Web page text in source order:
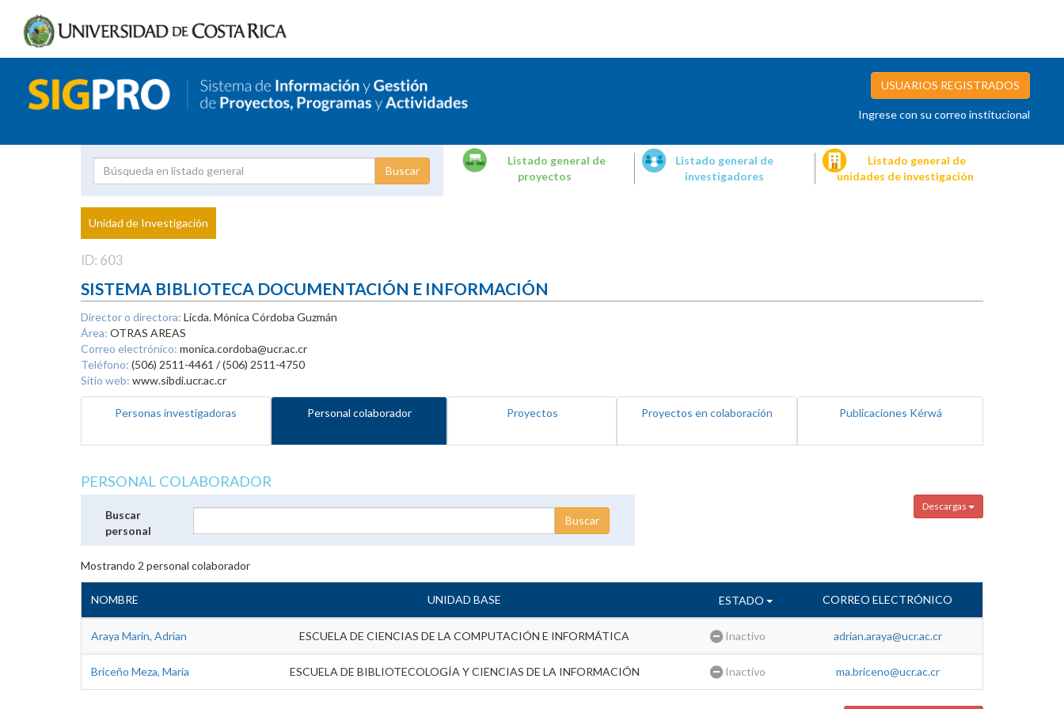
USUARIOS REGISTRADOS
Ingrese con su correo institucional
Proyecto
Investigador
Listado general de
proyectos
Listado general de
investigadores
Listado general de
unidades de investigación
Unidad de Investigación
ID: 603
SISTEMA BIBLIOTECA DOCUMENTACIÓN E INFORMACIÓN
Director o directora: Licda. Mónica Córdoba Guzmán
Área: OTRAS AREAS
Correo electrónico: monica.cordoba@ucr.ac.cr
Teléfono: (506) 2511-4461 / (506) 2511-4750
Sitio web: www.sibdi.ucr.ac.cr
Personas investigadoras Personal colaborador Proyectos Proyectos en colaboración Publicaciones Kérwá
PERSONAL COLABORADOR
Descargas
Buscar
personal
Mostrando 2 personal colaborador
NOMBRE UNIDAD BASE ESTADO CORREO ELECTRÓNICO
Araya Marin, Adrian ESCUELA DE CIENCIAS DE LA COMPUTACIÓN E INFORMÁTICA Inactivo adrian.araya@ucr.ac.cr
Briceño Meza, Maria ESCUELA DE BIBLIOTECOLOGÍA Y CIENCIAS DE LA INFORMACIÓN Inactivo ma.briceno@ucr.ac.cr